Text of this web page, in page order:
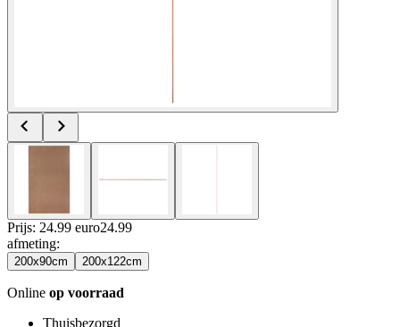
Prijs: 24.99 euro24.99
afmeting:
200x90cm 200x122cm
Online op voorraad
Thuisbezorgd